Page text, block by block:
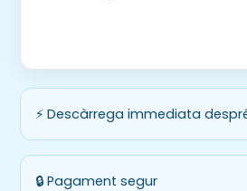
⚡ Descàrrega immediata
🔒 Pagament segur